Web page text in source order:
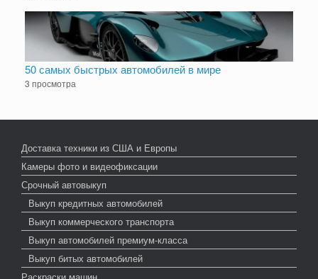
50 самых быстрых автомобилей в мире
3 просмотра
Доставка техники из США и Европы
Камеры фото и видеофиксации
Срочный автовыкуп
Выкуп кредитных автомобилей
Выкуп коммерческого транспорта
Выкуп автомобилей премиум-класса
Выкуп битых автомобилей